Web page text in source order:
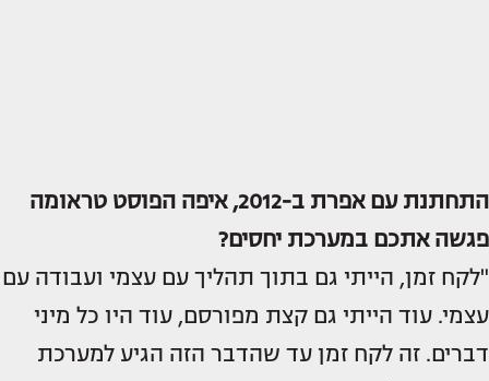
התחתנת עם אפרת ב-2012, איפה הפוסט טראומה
פגשה אתכם במערכת יחסים?
"לקח זמן, הייתי גם בתוך תהליך עם עצמי ועבודה עם
עצמי. עוד הייתי גם קצת מפורסם, עוד היו כל מיני
דברים. זה לקח זמן עד שהדבר הזה הגיע למערכת